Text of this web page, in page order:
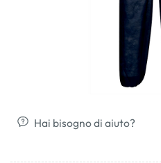
Hai bisogno di aiuto?